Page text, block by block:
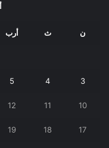
ن ث أرب
3
4
5
10
11
12
17
18
19